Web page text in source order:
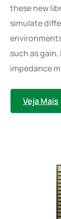
these new
simulate
such as
impedance
Veja Mais